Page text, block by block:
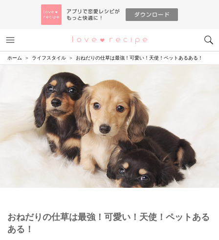
恋愛レシピ
ホーム ライフスタイル おねだりの仕草は最強！可愛い！天使！ペットあるある！
おねだりの仕草は最強！可愛い！天使！ペットある
ある！